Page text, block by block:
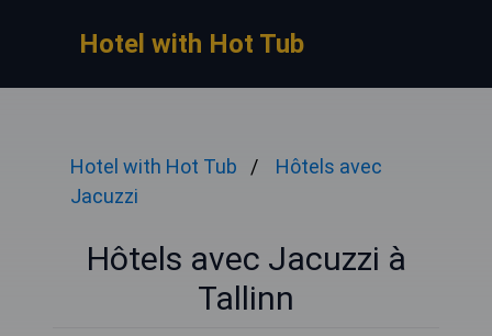
Hotel with Hot Tub
Hotel with Hot Tub
Hôtels avec
Jacuzzi
Hôtels avec Jacuzzi à
Tallinn